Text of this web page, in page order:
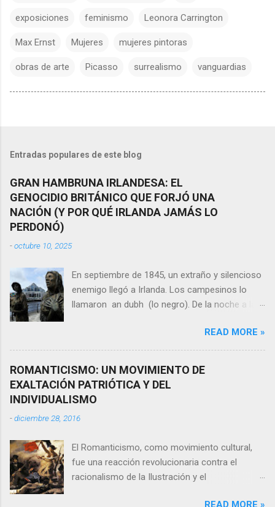
exposiciones feminismo Leonora Carrington
Max Ernst Mujeres mujeres pintoras
obras de arte Picasso surrealismo vanguardias
Entradas populares de este blog
GRAN HAMBRUNA IRLANDESA: EL
GENOCIDIO BRITÁNICO QUE FORJÓ UNA
NACIÓN (Y POR QUÉ IRLANDA JAMÁS LO
PERDONÓ)
-octubre 10, 2025
En septiembre de 1845, un extraño y silencioso
enemigo llegó a Irlanda. Los campesinos lo
llamaron an dubh (lo negro). De la noche a la
ocho millones de personas, se convertían en
una masa pestilente y putrefacta. En cinco
años, un millón de irlandeses murieron de
hambre y enfermedades, y otros dos millones
se vieron forzados a un exilio masivo. Pero la
simple tragedia natural. Fue la colisión perfecta
económica despiadada: el laissez-faire liberal,
aplicado por el gobierno británico de Londres
con una frialdad que rayaba en el exterminio. 1.
READ MORE »
ROMANTICISMO: UN MOVIMIENTO DE
EXALTACIÓN PATRIÓTICA Y DEL
INDIVIDUALISMO
-diciembre 28, 2016
El Romanticismo, como movimiento cultural,
fue una reacción revolucionaria contra el
racionalismo de la Ilustración y el
READ MORE »